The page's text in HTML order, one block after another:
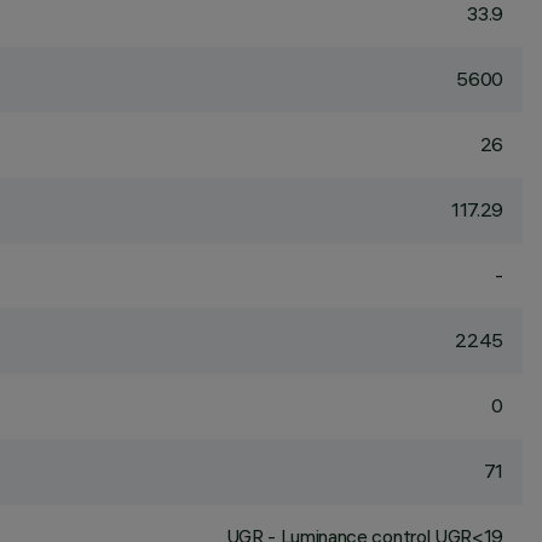
33.9
5600
26
117.29
-
2245
0
71
UGR - Luminance control UGR<19